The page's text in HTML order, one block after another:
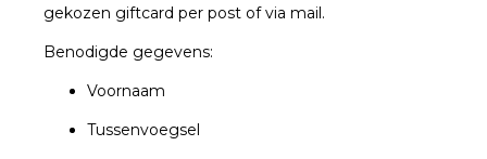
gekozen giftcard per post of via mail.
Benodigde gegevens:
Voornaam
Tussenvoegsel